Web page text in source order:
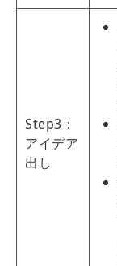
Step3：
アイデア
出し